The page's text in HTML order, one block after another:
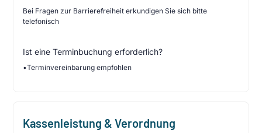
Bei Fragen zur Barrierefreiheit erkundigen Sie sich bitte
telefonisch
Ist eine Terminbuchung erforderlich?
•Terminvereinbarung empfohlen
Kassenleistung & Verordnung